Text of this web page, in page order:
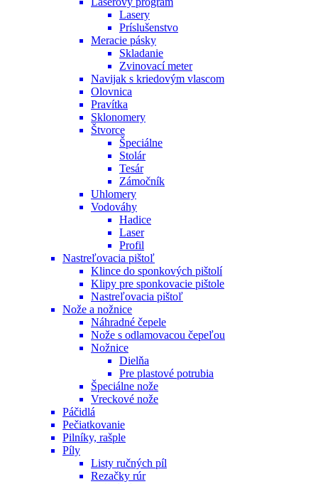
Lasery
Príslušenstvo
Meracie pásky
Skladanie
Zvinovací meter
Navijak s kriedovým vlascom
Olovnica
Pravítka
Sklonomery
Štvorce
Špeciálne
Stolár
Tesár
Zámočník
Uhlomery
Vodováhy
Hadice
Laser
Profil
Nastreľovacia pištoľ
Klince do sponkových pištolí
Klipy pre sponkovacie pištole
Nastreľovacia pištoľ
Nože a nožnice
Náhradné čepele
Nože s odlamovacou čepeľou
Nožnice
Dielňa
Pre plastové potrubia
Špeciálne nože
Vreckové nože
Páčidlá
Pečiatkovanie
Pilníky, rašple
Píly
Listy ručných píl
Rezačky rúr